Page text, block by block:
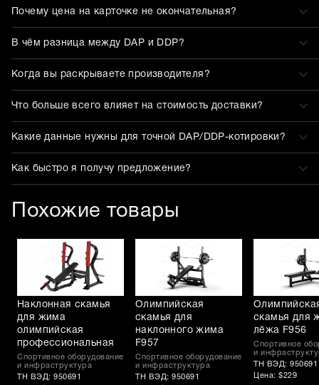
Почему цена на карточке не окончательная?
В чём разница между DAP и DDP?
Когда вы раскрываете производителя?
Что больше всего влияет на стоимость доставки?
Какие данные нужны для точной DAP/DDP-котировки?
Как быстро я получу предложение?
Похожие товары
Наклонная скамья
для жима
олимпийская
профессиональная
Спортивное оборудование
и инфраструктура
ТН ВЭД: 950691
Олимпийская
скамья для
наклонного жима
F957
Спортивное оборудование
и инфраструктура
ТН ВЭД: 950691
скамья для
лёжа F956
Спортивное
и
ТН ВЭД: 950691
Цена: $229